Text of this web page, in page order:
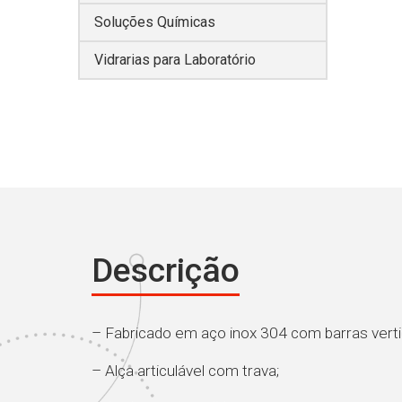
Soluções Químicas
Vidrarias para Laboratório
Descrição
– Fabricado em aço inox 304 com barras
– Alça articulável com trava;